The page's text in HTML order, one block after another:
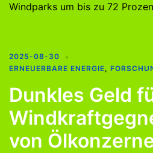
Windparks um bis zu 72
2025-08-30
ERNEUERBARE ENERGIE,
Dunkles Geld
von